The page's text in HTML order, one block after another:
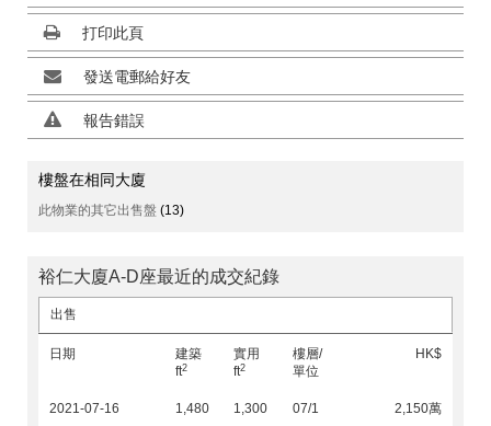
打印此頁
發送電郵給好友
報告錯誤
樓盤在相同大廈
此物業的其它出售盤 (13)
裕仁大廈A-D座最近的成交紀錄
出售
日期
建築
ft2
實用
ft2
樓層/
單位
HK$
2021-07-16 1,480 1,300 07/1
2,150萬